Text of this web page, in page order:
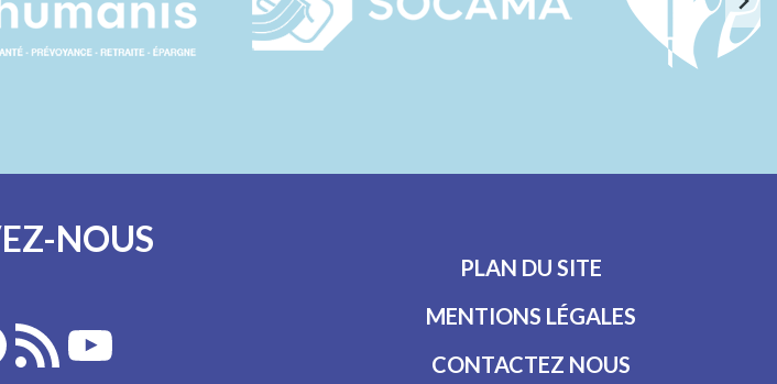
NOUS
PLAN DU SITE
MENTIONS LÉGALES
CONTACTEZ NOUS